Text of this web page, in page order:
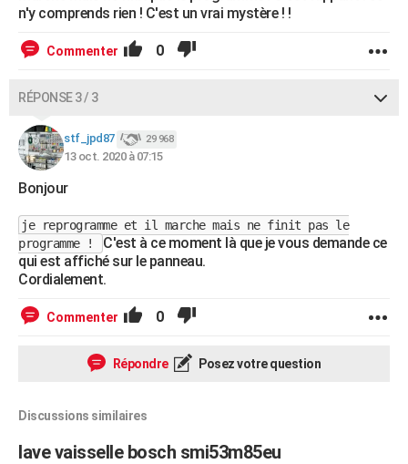
n'y comprends rien ! C'est un vrai mystère ! !
Commenter 0
RÉPONSE 3 / 3
stf_jpd87 29 968
13 oct. 2020 à 07:15
Bonjour
je reprogramme et il marche mais ne finit pas le
programme !
C'est à ce moment là que je vous demande ce
qui est affiché sur le panneau.
Cordialement.
Commenter 0
Répondre Posez votre question
Discussions similaires
lave vaisselle bosch smi53m85eu